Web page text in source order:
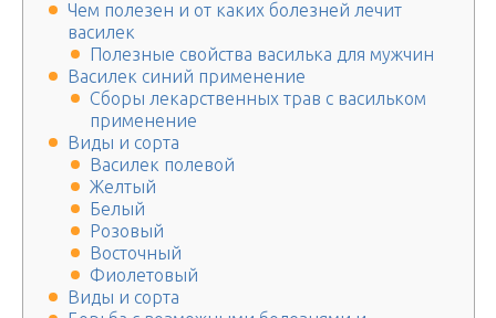
Чем полезен и от каких болезней лечит
василек
Полезные свойства василька для мужчин
Василек синий применение
Сборы лекарственных трав с васильком
применение
Виды и сорта
Василек полевой
Желтый
Белый
Розовый
Восточный
Фиолетовый
Виды и сорта